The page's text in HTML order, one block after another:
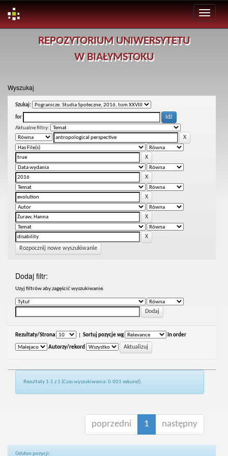
REPOZYTORIUM UNIWERSYTETU
W BIAŁYMSTOKU
Wyszukaj
Szukaj:
for
Aktualne filtry:
Rozpocznij nowe wyszukiwanie
Dodaj filtr:
Uzyj filtrów aby zagęścić wyszukiwanie.
Rezultaty/Strona Sortuj pozycje wg In order
Autorzy/rekord
Rezultaty 1-1 z 1 (Czas wyszukiwania: 0.001 sekund).
poprzedni 1 następny
Odsłon pozycji: